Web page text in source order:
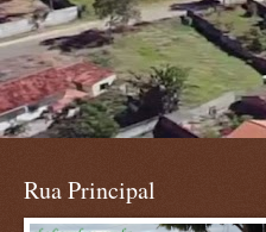
Rua Principal